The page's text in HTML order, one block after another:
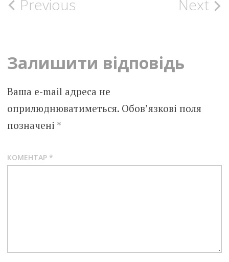
Post
Previous Next
Залишити відповідь
Ваша e-mail адреса не
оприлюднюватиметься. Обов’язкові поля
позначені *
КОМЕНТАР *